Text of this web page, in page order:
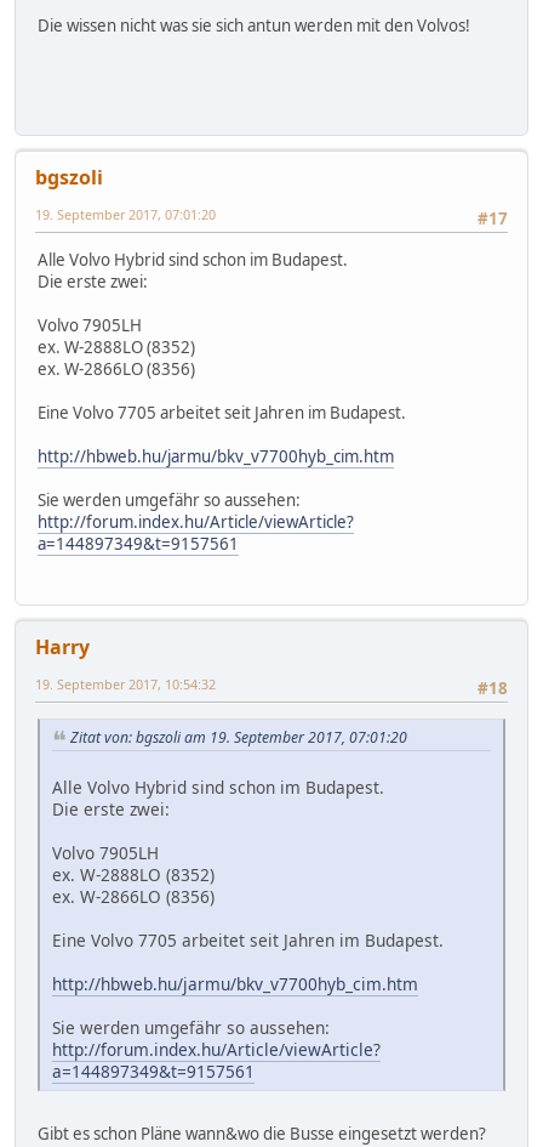
Die wissen nicht was sie sich antun werden mit den Volvos!
bgszoli
#17
19. September 2017, 07:01:20
Alle Volvo Hybrid sind schon im Budapest.
Die erste zwei:
Volvo 7905LH
ex. W-2888LO (8352)
ex. W-2866LO (8356)
Eine Volvo 7705 arbeitet seit Jahren im Budapest.
http://hbweb.hu/jarmu/bkv_v7700hyb_cim.htm
Sie werden umgefähr so aussehen:
http://forum.index.hu/Article/viewArticle?
a=144897349&t=9157561
Harry
#18
19. September 2017, 10:54:32
Zitat von: bgszoli am 19. September 2017, 07:01:20
Alle Volvo Hybrid sind schon im Budapest.
Die erste zwei:
Volvo 7905LH
ex. W-2888LO (8352)
ex. W-2866LO (8356)
Eine Volvo 7705 arbeitet seit Jahren im Budapest.
http://hbweb.hu/jarmu/bkv_v7700hyb_cim.htm
Sie werden umgefähr so aussehen:
http://forum.index.hu/Article/viewArticle?
a=144897349&t=9157561
Gibt es schon Pläne wann&wo die Busse eingesetzt werden?